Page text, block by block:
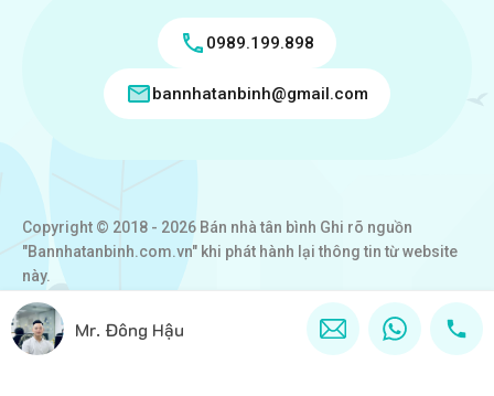
0989.199.898
bannhatanbinh@gmail.com
Copyright © 2018 - 2026 Bán nhà tân bình Ghi rõ nguồn
"Bannhatanbinh.com.vn" khi phát hành lại thông tin từ website
này.
VICTORY REAL
Mr. Đông Hậu